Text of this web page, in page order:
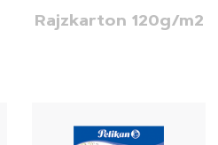
Rajzkarton 120g/m2